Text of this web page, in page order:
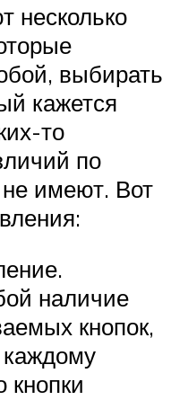
несколько
выбирать
кажется
то
по
имеют. Вот
наличие
кнопок,
кнопки